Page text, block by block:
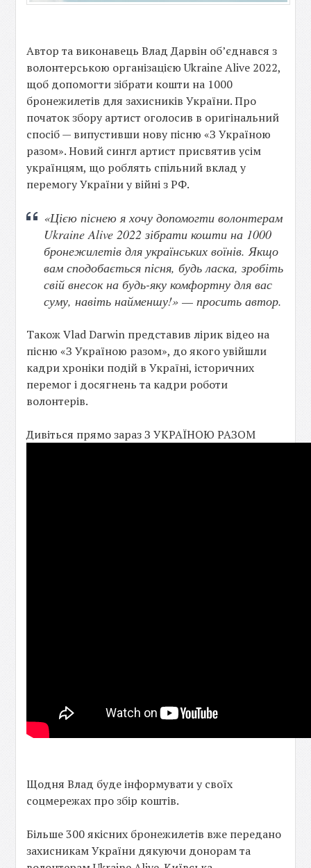
Автор та виконавець Влад Дарвін об’єднався з
волонтерською організацією Ukraine Alive 2022,
щоб допомогти зібрати кошти на 1000
бронежилетів для захисників України. Про
початок збору артист оголосив в оригінальний
спосіб — випустивши нову пісню «З Україною
разом». Новий сингл артист присвятив усім
українцям, що роблять спільний вклад у
перемогу України у війні з РФ.
«Цією піснею я хочу допомогти волонтерам
Ukraine Alive 2022 зібрати кошти на 1000
бронежилетів для українських воїнів. Якщо
вам сподобається пісня, будь ласка, зробіть
свій внесок на будь-яку комфортну для вас
суму, навіть найменшу!» — просить автор.
Також Vlad Darwin представив лірик відео на
пісню «З Україною разом», до якого увійшли
кадри хроніки подій в Україні, історичних
перемог і досягнень та кадри роботи
волонтерів.
Дивіться прямо зараз З УКРАЇНОЮ РАЗОМ
Щодня Влад буде інформувати у своїх
соцмережах про збір коштів.
Більше 300 якісних бронежилетів вже передано
захисникам України дякуючи донорам та